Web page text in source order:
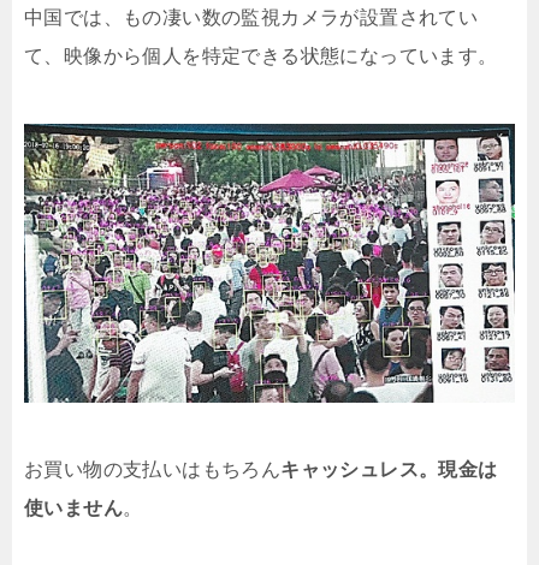
中国では、もの凄い数の監視カメラが設置されてい
て、映像から個人を特定できる状態になっています。
お買い物の支払いはもちろんキャッシュレス。現金は
使いません。